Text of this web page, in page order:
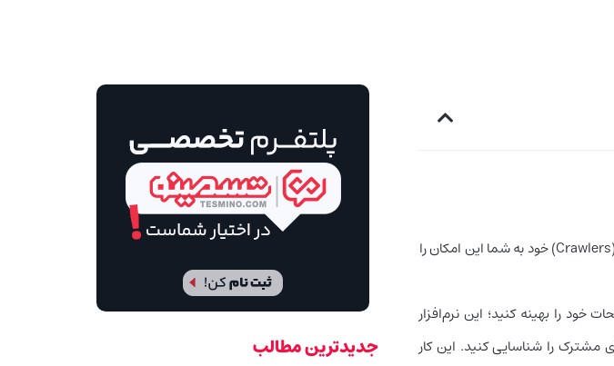
یکی از ابزار‌های قدرتمند سئو، اسکریمینگ فراگ (Screaming frog) است که به‌واسطه خزنده‌های (Crawlers) خود به شما این امکان را
را بهینه کنید؛ این نرم‌افزار
را شناسایی کنید. این کار
جدیدترین مطالب